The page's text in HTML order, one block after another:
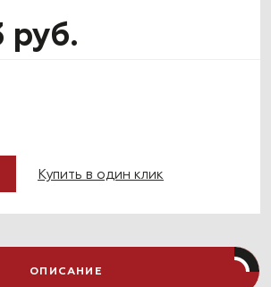
руб.
Купить в один клик
ОПИСАНИЕ